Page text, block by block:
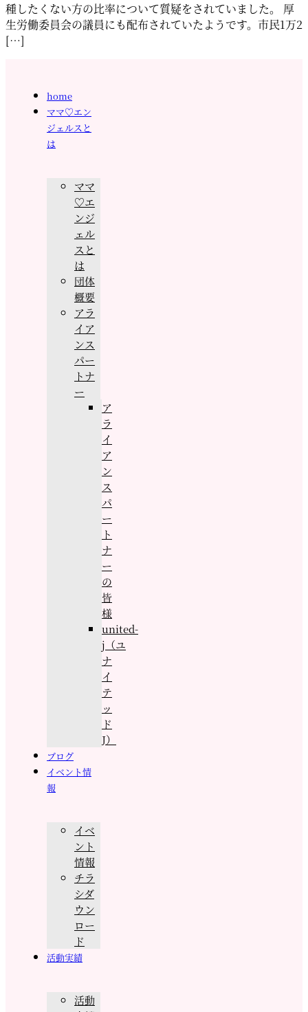
種したくない方の比率について質疑をされていました。 厚
生労働委員会の議員にも配布されていたようです。市民1万2
[…]
home
ママ♡エン
ジェルスと
は
ママ
♡エ
ンジ
ェル
スと
は
団体
概要
アラ
イア
ンス
パー
トナ
ー
ア
ラ
イ
ア
ン
ス
パ
ー
ト
ナ
ー
の
皆
様
united-
j（ユ
ナ
イ
テ
ッ
ド
J）
ブログ
イベント情
報
イベ
ント
情報
チラ
シダ
ウン
ロー
ド
活動実績
活動